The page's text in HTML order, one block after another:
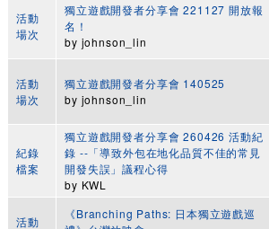
活動
場次
獨立遊戲開發者分享會 221127 開放報
名！
by johnson_lin
活動
場次
獨立遊戲開發者分享會 140525
by johnson_lin
紀錄
檔案
獨立遊戲開發者分享會 260426 活動紀
錄 --「導致外包在地化品質不佳的常見
開發失誤」議程心得
by KWL
活動
《Branching Paths: 日本獨立遊戲巡